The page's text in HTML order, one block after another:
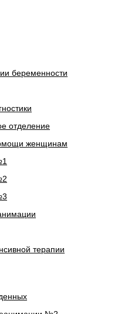
беременности
отделение
женщинам
терапии